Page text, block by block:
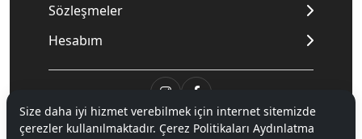
Sözleşmeler
Hesabım
© 2020Mnpc. Tüm hakları saklıdır.
Size daha iyi hizmet verebilmek için internet sitemizde
çerezler kullanılmaktadır. Çerez Politikaları Aydınlatma